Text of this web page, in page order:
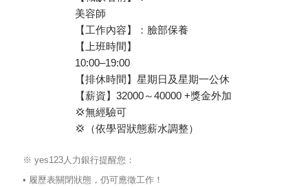
美容師
【工作內容】：臉部保養
【上班時間】
10:00–19:00
【排休時間】星期日及星期一公休
【薪資】32000～40000 +獎金外加
💢無經驗可
💢（依學習狀態薪水調整）
※ yes123人力銀行提醒您：
• 履歷表關閉狀態，仍可應徵工作！